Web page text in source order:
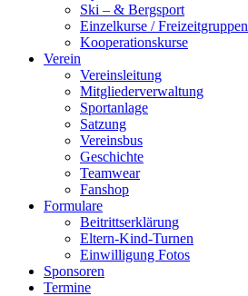
Ski – & Bergsport
Einzelkurse / Freizeitgruppen
Kooperationskurse
Verein
Vereinsleitung
Mitgliederverwaltung
Sportanlage
Satzung
Vereinsbus
Geschichte
Teamwear
Fanshop
Formulare
Beitrittserklärung
Eltern-Kind-Turnen
Einwilligung Fotos
Sponsoren
Termine